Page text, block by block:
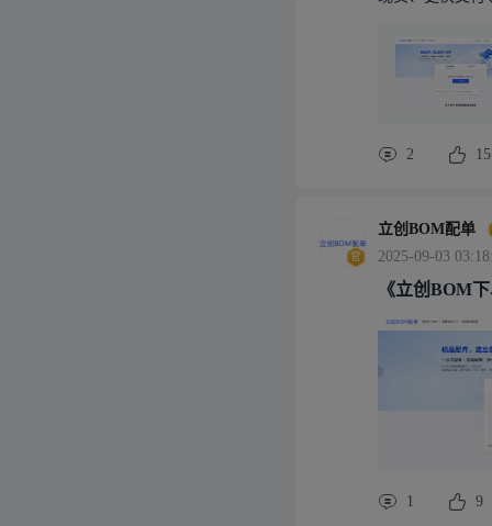
单笔订单实付
通过BOM一键
单笔订单实付
购晶可前往采
别、匹配率达
2 15
立创BOM配单
2025-09-03
《立创BOM
1 9